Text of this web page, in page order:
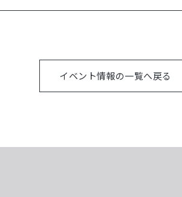
イベント情報の一覧へ戻る